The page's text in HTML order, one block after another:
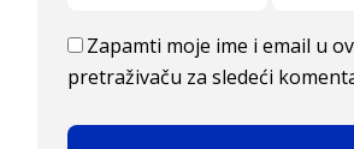
Zapamti moje ime i email u
pretraživaču za sledeći